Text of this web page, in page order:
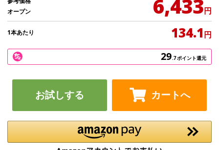
オープン
6,433円
1本あたり 134.1円
29.7ポイント還元
お試しする カートへ